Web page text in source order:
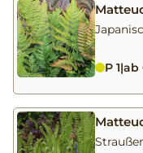
P 1|ab